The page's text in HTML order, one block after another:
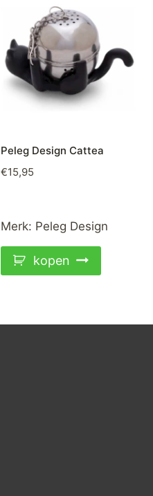
Peleg Design Cattea
€15,95
Merk: Peleg Design
kopen